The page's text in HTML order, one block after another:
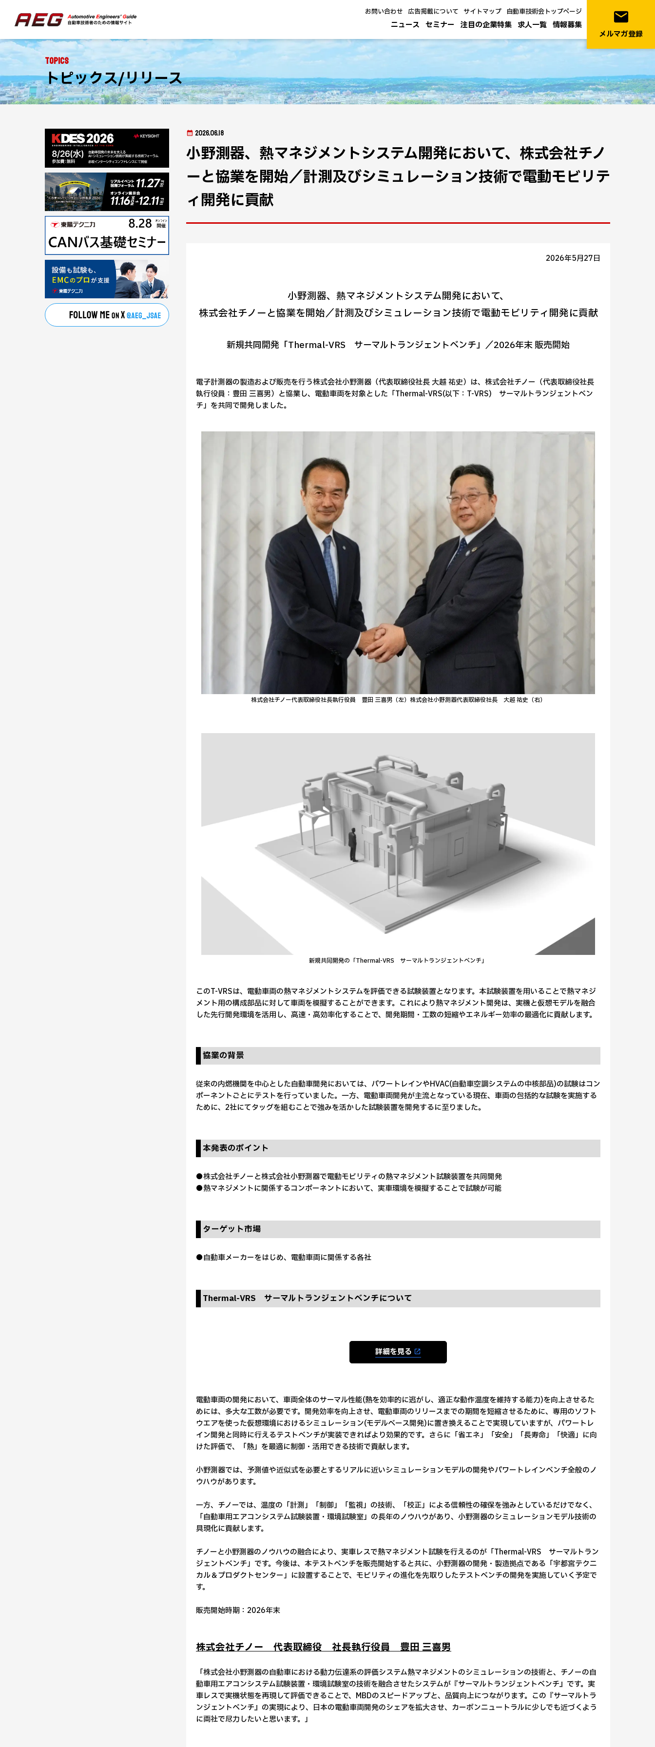
ニュース セミナー 注目の企業特集 求人一覧 情報募集
お問い合わせ 広告掲載について サイトマップ 自動車技術会トップページ email
メルマガ登録
Topics
トピックス/リリース
2026.06.18
小野測器、熱マネジメントシステム開発において、株式会社チノ
ーと協業を開始／計測及びシミュレーション技術で電動モビリテ
ィ開発に貢献
2026年5月27日
小野測器、熱マネジメントシステム開発において、
株式会社チノーと協業を開始／計測及びシミュレーション技術で電動モビリティ開発に貢献
新規共同開発「Thermal-VRS サーマルトランジェントベンチ」／2026年末 販売開始
電子計測器の製造および販売を行う株式会社小野測器（代表取締役社長 大越 祐史）は、株式会社チノー（代表取締役社長
執行役員：豊田 三喜男）と協業し、電動車両を対象とした「Thermal-VRS(以下：T-VRS) サーマルトランジェントベン
チ」を共同で開発しました。
株式会社チノー代表取締役社長執行役員 豊田 三喜男（左）株式会社小野測器代表取締役社長 大越 祐史（右）
新規共同開発の「Thermal-VRS サーマルトランジェントベンチ」
このT-VRSは、電動車両の熱マネジメントシステムを評価できる試験装置となります。本試験装置を用いることで熱マネジ
メント用の構成部品に対して車両を模擬することができます。これにより熱マネジメント開発は、実機と仮想モデルを融合
した先行開発環境を活用し、高速・高効率化することで、開発期間・工数の短縮やエネルギー効率の最適化に貢献します。
協業の背景
従来の内燃機関を中心とした自動車開発においては、パワートレインやHVAC(自動車空調システムの中核部品)の試験はコン
ポーネントごとにテストを行っていました。一方、電動車両開発が主流となっている現在、車両の包括的な試験を実施する
ために、2社にてタッグを組むことで強みを活かした試験装置を開発するに至りました。
本発表のポイント
●株式会社チノーと株式会社小野測器で電動モビリティの熱マネジメント試験装置を共同開発
●熱マネジメントに関係するコンポーネントにおいて、実車環境を模擬することで試験が可能
ターゲット市場
●自動車メーカーをはじめ、電動車両に関係する各社
Thermal-VRS サーマルトランジェントベンチについて
詳細を見る
電動車両の開発において、車両全体のサーマル性能(熱を効率的に逃がし、適正な動作温度を維持する能力)を向上させるた
めには、多大な工数が必要です。開発効率を向上させ、電動車両のリリースまでの期間を短縮させるために、専用のソフト
ウエアを使った仮想環境におけるシミュレーション(モデルベース開発)に置き換えることで実現していますが、パワートレ
イン開発と同時に行えるテストベンチが実装できればより効果的です。さらに「省エネ」「安全」「長寿命」「快適」に向
けた評価で、「熱」を最適に制御・活用できる技術で貢献します。
小野測器では、予測値や近似式を必要とするリアルに近いシミュレーションモデルの開発やパワートレインベンチ全般のノ
ウハウがあります。
一方、チノーでは、温度の「計測」「制御」「監視」の技術、「校正」による信頼性の確保を強みとしているだけでなく、
「自動車用エアコンシステム試験装置・環境試験室」の長年のノウハウがあり、小野測器のシミュレーションモデル技術の
具現化に貢献します。
チノーと小野測器のノウハウの融合により、実車レスで熱マネジメント試験を行えるのが「Thermal-VRS サーマルトラン
ジェントベンチ」です。今後は、本テストベンチを販売開始すると共に、小野測器の開発・製造拠点である「宇都宮テクニ
カル＆プロダクトセンター」に設置することで、モビリティの進化を先取りしたテストベンチの開発を実施していく予定で
す。
販売開始時期：2026年末
株式会社チノー 代表取締役 社長執行役員 豊田 三喜男
「株式会社小野測器の自動車における動力伝達系の評価システム熱マネジメントのシミュレーションの技術と、チノーの自
動車用エアコンシステム試験装置・環境試験室の技術を融合させたシステムが『サーマルトランジェントベンチ』です。実
車レスで実機状態を再現して評価できることで、MBDのスピードアップと、品質向上につながります。この『サーマルトラ
ンジェントベンチ』の実現により、日本の電動車両開発のシェアを拡大させ、カーボンニュートラルに少しでも近づくよう
に両社で尽力したいと思います。」